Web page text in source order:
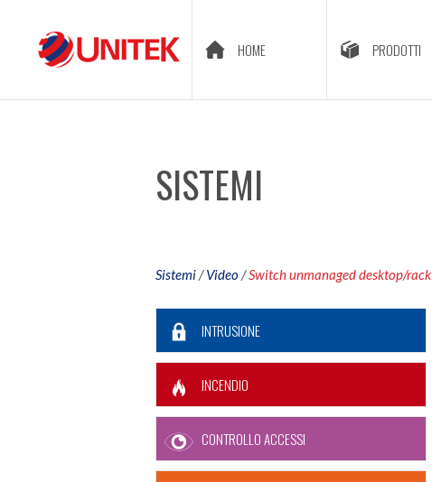
HOME PRODOTTI
SISTEMI
Sistemi/Video/Switch unmanaged desktop/rack
INTRUSIONE
INCENDIO
CONTROLLO ACCESSI